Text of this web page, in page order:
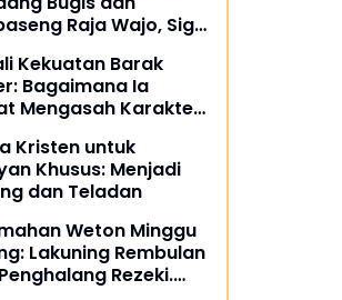
Raja Wajo, Sigit
Show
Kekuatan Barak
Bagaimana Ia
Mengasah Karakter
Kristen untuk
Khusus: Menjadi
dan Teladan
Weton Minggu
Lakuning Rembulan
Rezeki.